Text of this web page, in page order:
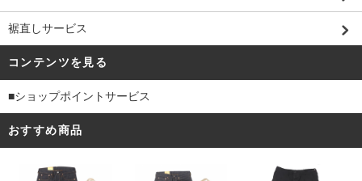
裾直しサービス
コンテンツを見る
■ショップポイントサービス
おすすめ商品